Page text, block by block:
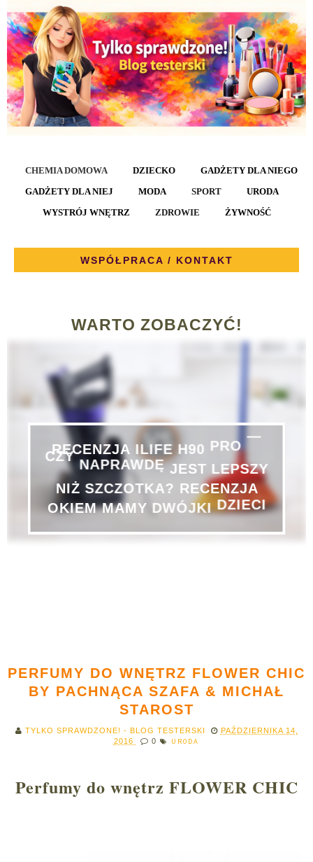
CHEMIA DOMOWA DZIECKO
GADŻETY DLA NIEGO
GADŻETY DLA NIEJ
MODA SPORT
URODA
WYSTRÓJ WNĘTRZ
ZDROWIE ŻYWNOŚĆ
WSPÓŁPRACA / KONTAKT
WARTO ZOBACZYĆ!
RECENZJA ILIFE H90 PRO
CZY NAPRAWDĘ
JEST LEPSZY
NIŻ SZCZOTKA? RECENZJA
OKIEM MAMY DWÓJKI DZIECI
PERFUMY DO WNĘTRZ FLOWER CHIC
BY PACHNĄCA SZAFA & MICHAŁ
STAROST
TYLKO SPRAWDZONE! - BLOG TESTERSKI
PAŹDZIERNIKA 14,
2016
0 URODA
Perfumy do wnętrz FLOWER CHIC